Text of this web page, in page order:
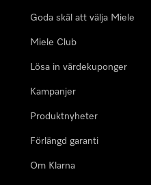
Goda skäl att välja Miele
Miele Club
Lösa in värdekuponger
Kampanjer
Produktnyheter
Förlängd garanti
Om Klarna